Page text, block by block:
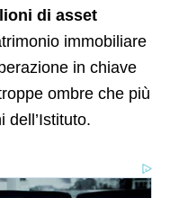
di asset
immobiliare
in chiave
ombre che più
dell’Istituto.